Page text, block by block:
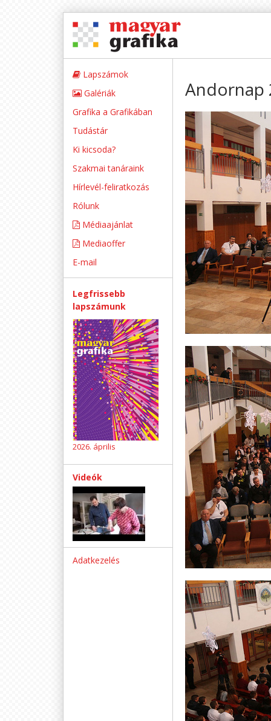
Andornap
Lapszámok
Galériák
Grafika a Grafikában
Tudástár
Ki kicsoda?
Szakmai tanáraink
Hírlevél-feliratkozás
Rólunk
Médiaajánlat
Mediaoffer
E-mail
Legfrissebb
lapszámunk
2026. április
Videók
Adatkezelés